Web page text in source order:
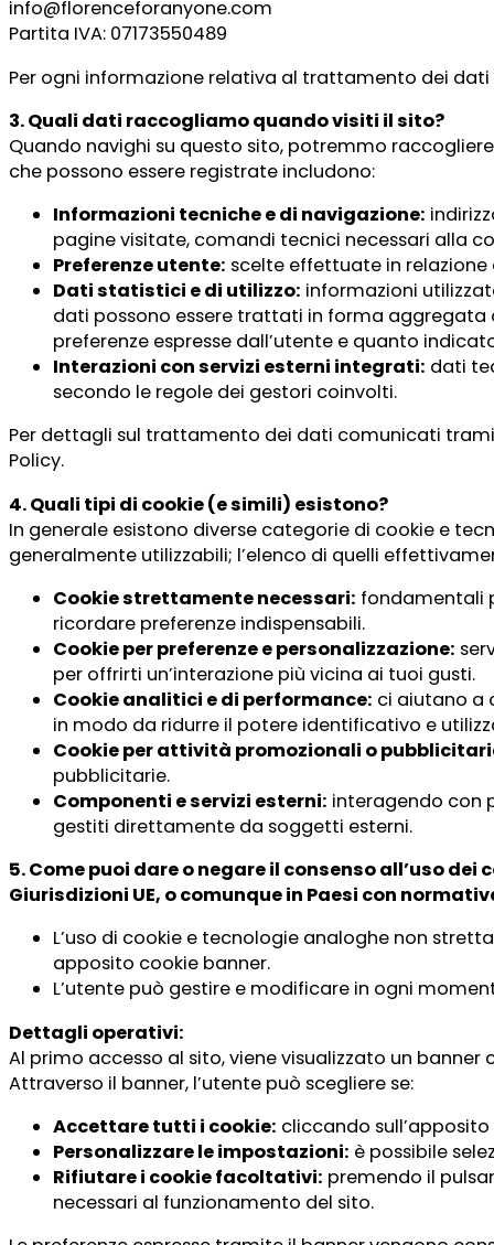
info@florenceforanyone.com
Partita IVA: 07173550489
Per ogni informazione relativa al trattamento dei
3. Quali dati raccogliamo quando visiti il sito?
Quando navighi su questo sito, potremmo
che possono essere registrate includono:
Informazioni tecniche e di navigazione:
pagine visitate, comandi tecnici necessari alla
Preferenze utente: scelte effettuate in
Dati statistici e di utilizzo: informazioni
dati possono essere trattati in forma
preferenze espresse dall’utente e quanto
Interazioni con servizi esterni integrati: dati
secondo le regole dei gestori coinvolti.
Per dettagli sul trattamento dei dati comunicati
Policy.
4. Quali tipi di cookie (e simili) esistono?
In generale esistono diverse categorie di cookie e
generalmente utilizzabili; l’elenco di quelli
Cookie strettamente necessari: fondamentali
ricordare preferenze indispensabili.
Cookie per preferenze e personalizzazione:
per offrirti un’interazione più vicina ai tuoi gusti.
Cookie analitici e di performance: ci aiutano a
in modo da ridurre il potere identificativo e
Cookie per attività promozionali o
pubblicitarie.
Componenti e servizi esterni: interagendo con
gestiti direttamente da soggetti esterni.
5. Come puoi dare o negare il consenso all’uso dei
Giurisdizioni UE, o comunque in Paesi con
L’uso di cookie e tecnologie analoghe non
apposito cookie banner.
L’utente può gestire e modificare in ogni
Dettagli operativi:
Al primo accesso al sito, viene visualizzato un
Attraverso il banner, l’utente può scegliere se:
Accettare tutti i cookie: cliccando
Personalizzare le impostazioni: è possibile
Rifiutare i cookie facoltativi: premendo il
necessari al funzionamento del sito.